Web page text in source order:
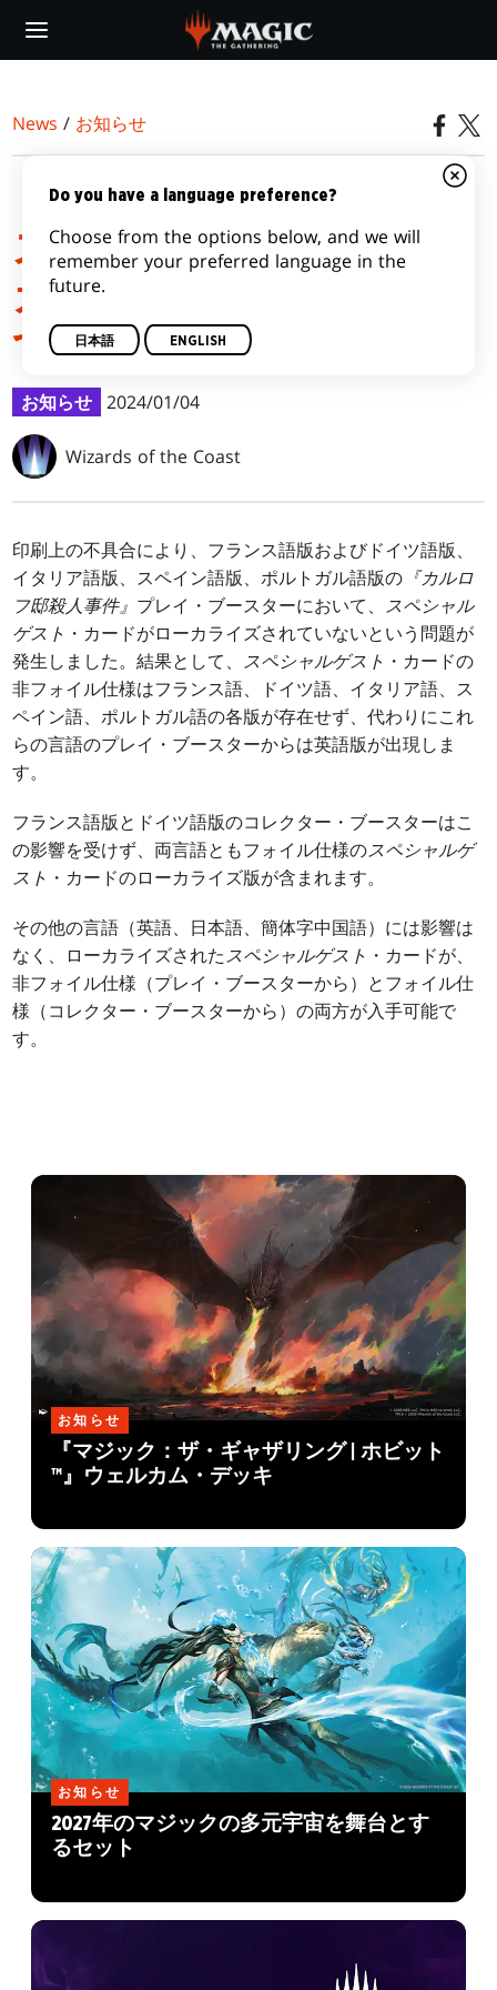
main
News / お知らせ
『カルロフ邸殺人事件』
スペシャルゲストのロー
カライズに関する問題に
ついて
お知らせ 2024/01/04
Wizards of the Coast
印刷上の不具合により、フランス語版およびドイツ語版、
イタリア語版、スペイン語版、ポルトガル語版の 『カルロ
フ邸殺人事件』 プレイ・ブースターにおいて、 スペシャル
ゲスト ・カードがローカライズされていないという問題が
発生しました。結果として、 スペシャルゲスト ・カードの
非フォイル仕様はフランス語、ドイツ語、イタリア語、ス
ペイン語、ポルトガル語の各版が存在せず、代わりにこれ
らの言語のプレイ・ブースターからは英語版が出現しま
す。
フランス語版とドイツ語版のコレクター・ブースターはこ
の影響を受けず、両言語ともフォイル仕様のスペシャルゲ
スト ・カードのローカライズ版が含まれます。
その他の言語（英語、日本語、簡体字中国語）には影響は
なく、ローカライズされたスペシャルゲスト ・カードが、
非フォイル仕様（プレイ・ブースターから）とフォイル仕
様（コレクター・ブースターから）の両方が入手可能で
す。
お知らせ
『マジック：ザ・ギャザリング | ホビット
™』ウェルカム・デッキ
お知らせ
2027年のマジックの多元宇宙を舞台とす
るセット
Do you have a language preference?
Choose from the options below, and we will
remember your preferred language in the
future.
日本語 ENGLISH